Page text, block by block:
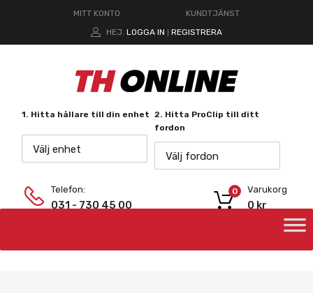
MITT KONTO
KUNDTJÄNST
HEJ. LOGGA IN REGISTRERA
1. Hitta hållare till din enhet
Välj enhet
2. Hitta ProClip till ditt
fordon
Välj fordon
Telefon:
031 - 730 45 00
Varukorg
0 kr
0